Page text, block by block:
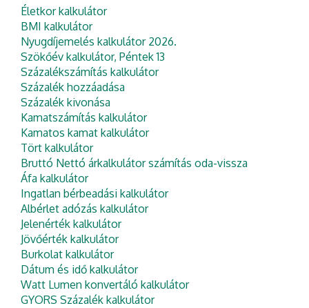
Életkor kalkulátor
BMI kalkulátor
Nyugdíjemelés kalkulátor 2026.
Szökőév kalkulátor, Péntek 13
Százalékszámítás kalkulátor
Százalék hozzáadása
Százalék kivonása
Kamatszámítás kalkulátor
Kamatos kamat kalkulátor
Tört kalkulátor
Bruttó Nettó árkalkulátor számítás oda-vissza
Áfa kalkulátor
Ingatlan bérbeadási kalkulátor
Albérlet adózás kalkulátor
Jelenérték kalkulátor
Jövőérték kalkulátor
Burkolat kalkulátor
Dátum és idő kalkulátor
Watt Lumen konvertáló kalkulátor
GYORS Százalék kalkulátor